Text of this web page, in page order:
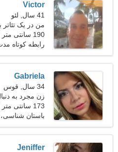
Victor
41 سال, لئو
من در یک تئاتر
زن دیدنی کار
کیلوگرم (191 پوند)
رابطه کوتاه
Gabriela
34 سال, قوس
42
کیلوگرم (123 پوند)
باستان
Jeniffer